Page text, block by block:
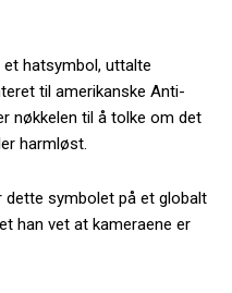
hatsymbol, uttalte
til amerikanske Anti-
nøkkelen til å tolke om det
harmløst.
dette symbolet på et globalt
han vet at kameraene er